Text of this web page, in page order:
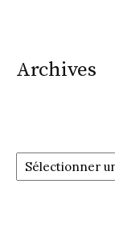
Archives
Archives